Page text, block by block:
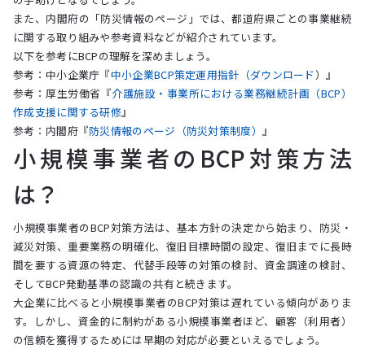
また、内閣府の「防災情報のページ」では、都道府県ごとの事業継続
に関する取り組みや参考資料などが紹介されています。
以下を参考にBCPの理解を深めましょう。
参考：中小企業庁『中小企業BCP策定運用指針（ダウンロード）』
参考：厚生労働省『介護施設・事業所における業務継続計画（BCP）
作成支援に関する研修』
参考：内閣府『防災情報のページ（防災対策制度） 』
小規模事業者のBCP対策方法
は？
小規模事業者のBCP対策方法は、基本方針の決定から始まり、防災・
減災対策、重要業務の明確化、復旧目標時間の設定、復旧までに長時
間を要する資源の特定、代替手段等の対策の検討、資金調達の検討、
そしてBCP発動基準の認識の共有と続きます。
大企業に比べると小規模事業者のBCP対策は遅れている傾向がありま
す。しかし、資金的に制約がある小規模事業者ほど、顧客（利用者）
の信頼を獲得するためには早期の対応が必要といえるでしょう。